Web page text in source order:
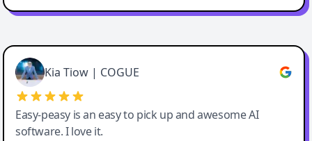
Cody Crabb
Great service, Best AI tool
Kia Tiow | COGUE
Easy-peasy is an easy to pick up and awesome AI
software. I love it.